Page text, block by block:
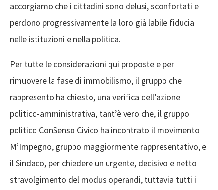
accorgiamo che i cittadini sono delusi, sconfortati e
perdono progressivamente la loro già labile fiducia
nelle istituzioni e nella politica.
Per tutte le considerazioni qui proposte e per
rimuovere la fase di immobilismo, il gruppo che
rappresento ha chiesto, una verifica dell’azione
politico-amministrativa, tant’è vero che, il gruppo
politico ConSenso Civico ha incontrato il movimento
M’Impegno, gruppo maggiormente rappresentativo, e
il Sindaco, per chiedere un urgente, decisivo e netto
stravolgimento del modus operandi, tuttavia tutti i